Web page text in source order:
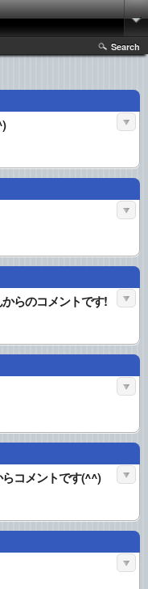
Search
らのコメントです!
らコメントです(^^)